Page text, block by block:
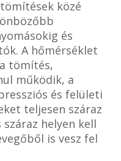
közé
és
A hőmérséklet
tömítés,
működik, a
és felületi
teljesen száraz
helyen kell
is vesz fel